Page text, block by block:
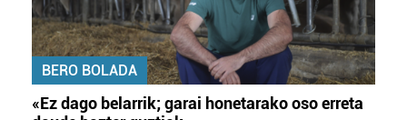
BERO BOLADA
«Ez dago belarrik; garai honetarako oso erreta